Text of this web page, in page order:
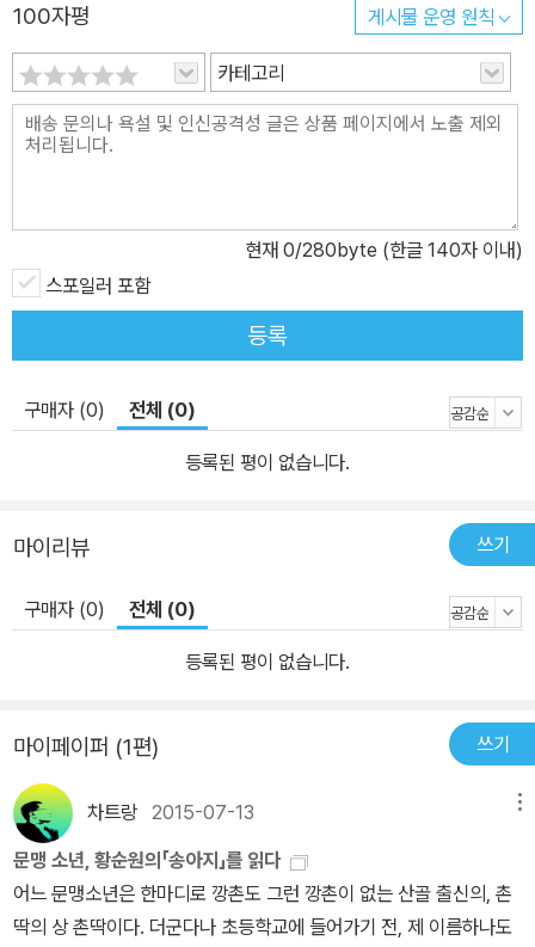
순원과 김동리, 샤머니즘과 기독교 간의 첨예한 대립을 문학으로 승
화시키다 제2부에서는 한국문학을 대표하는 황순원과 김동리의 대표
작인《움직이는 성》과《을화》에 드러난 샤머니즘과 기독교에 대해 고
찰했다. 황순원과 김동리는 1930년대 후반 문단에 등장하여 1990
년대 전반까지도 왕성한 창작활동을 이어간, 동시대 한국문학을 대표
을 형상화하는 과정에서 샤머니즘 요소들을 자연스레 작품 속에 녹여
냈다. 외래종교인 기독교가 토작화하는 과정에서, 전통 유산이라고
할 수 있는 샤머니즘과 대립각을 세웠던 것은 필연적 과정이었다. 이
둘의 상호대립과 습합의 문제를 황순원과 김동리는 각자의 장편소설
100자평 게시물 운영 원칙
카테고리
현재 0/280byte (한글 140자 이내)
스포일러 포함
등록
구매자 (0) 전체 (0)
등록된 평이 없습니다.
마이리뷰 쓰기
구매자 (0) 전체 (0)
등록된 평이 없습니다.
마이페이퍼 (1편) 쓰기
차트랑 2015-07-13
문맹 소년, 황순원의「송아지」를 읽다
어느 문맹소년은 한마디로 깡촌도 그런 깡촌이 없는 산골 출신의, 촌
딱의 상 촌딱이다. 더군다나 초등학교에 들어가기 전, 제 이름하나도